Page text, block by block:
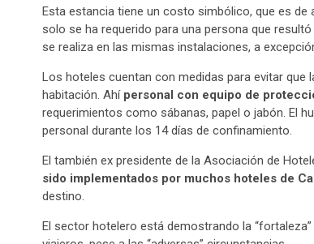
Esta estancia tiene un costo simbólico, que es de
solo se ha requerido para una persona que
se realiza en las mismas instalaciones, a
Los hoteles cuentan con medidas para evitar que
habitación. Ahí personal con equipo de
requerimientos como sábanas, papel o jabón. El
personal durante los 14 días de confinamiento.
El también ex presidente de la Asociación de
sido implementados por muchos hoteles de
destino.
El sector hotelero está demostrando la